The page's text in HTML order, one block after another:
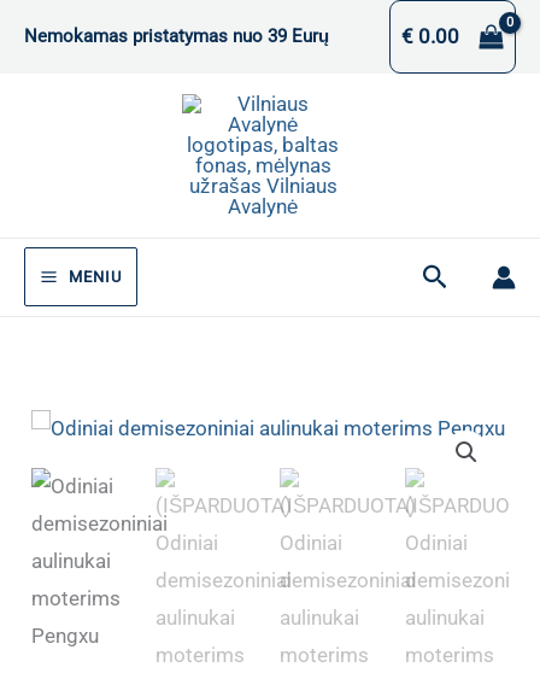
Nemokamas pristatymas nuo 39 Eurų €0.00
MENIU Paieška